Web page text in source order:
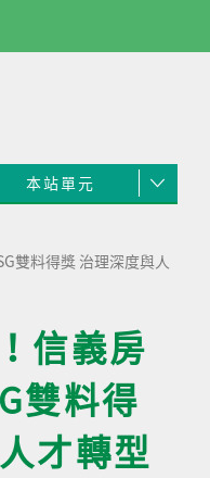
本站單元
雙料得獎 治理深度與人
信義房
雙料得
才轉型